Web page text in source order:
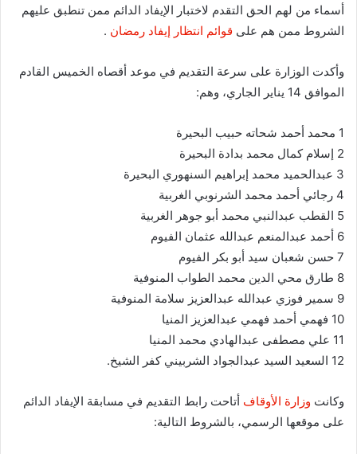
أسماء من لهم الحق التقدم لاختبار الإيفاد الدائم ممن تنطبق عليهم
الشروط ممن هم على قوائم انتظار إيفاد رمضان .
وأكدت الوزارة على سرعة التقديم في موعد أقصاه الخميس القادم
الموافق 14 يناير الجاري، وهم:
1 محمد أحمد شحاته حبيب البحيرة
2 إسلام كمال محمد بدادة البحيرة
3 عبدالحميد محمد إبراهيم السنهوري البحيرة
4 رجائي أحمد محمد الشرنوبي الغربية
5 القطب عبدالنبي محمد أبو جوهر الغربية
6 أحمد عبدالمنعم عبدالله عثمان الفيوم
7 حسن شعبان سيد أبو بكر الفيوم
8 طارق محي الدين محمد الطواب المنوفية
9 سمير فوزي عبدالله عبدالعزيز سلامة المنوفية
10 فهمي أحمد فهمي عبدالعزيز المنيا
11 علي مصطفى عبدالهادي محمد المنيا
12 السعيد السيد عبدالجواد الشربيني كفر الشيخ.
وكانت وزارة الأوقاف أتاحت رابط التقديم في مسابقة الإيفاد الدائم
على موقعها الرسمي، بالشروط التالية: